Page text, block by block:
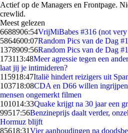
Actief op de Managers en Frontpage.
crewlid.
Meest gelezen
6688906:54VrijMiBabes #316 (not
5864600:07Random Pics van de Dag
1378909:56Random Pics van de Dag
173113:48Meer agressie tegen een
laat jij je intimideren?
115918:47Italië hindert reizigers uit
103718:08CDA en D66 willen
mensen ongemerkt filmen
101014:33Quake krijgt na 30 jaar een
99517:56Benzineprijs daalt verder,
Hormuz blijft
85618:31Vier aanhoudingen na